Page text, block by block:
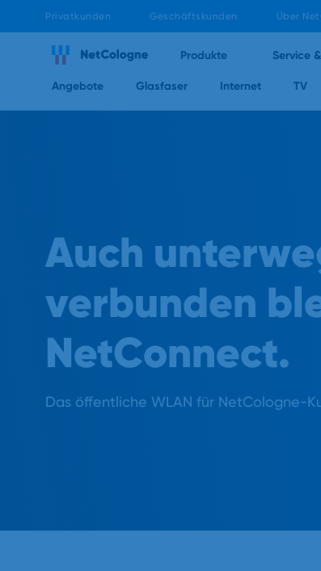
Privatkunden Geschäftskunden Über
Produkte Service
Angebote Glasfaser Internet TV
Auch
verbunden
NetConnect.
Das öffentliche WLAN für NetCologne-